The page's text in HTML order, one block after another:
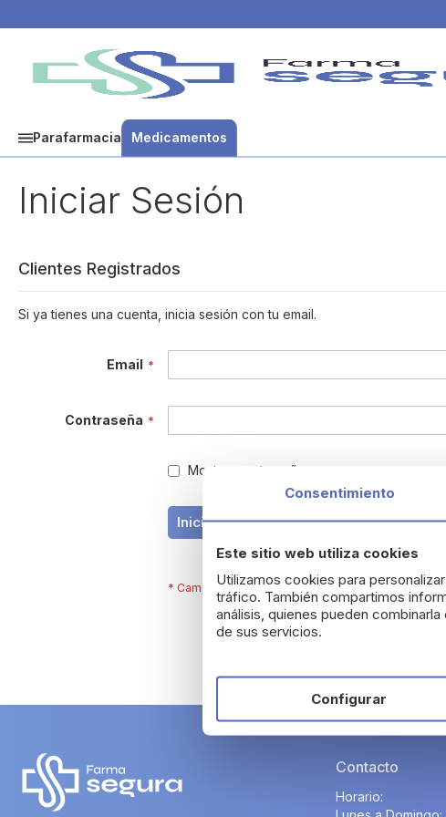
Parafarmacia Medicamentos
Iniciar Sesión
Clientes Registrados
Si ya tienes una cuenta, inicia sesión con tu email.
Email
Contraseña
Mostrar contraseña
Iniciar Sesión ¿Has olvidado tu
Consentimiento
Este sitio web utiliza cookies
Utilizamos cookies para
tráfico. También compartimos
análisis, quienes pueden
de sus servicios.
Configurar
Contacto
Horario: